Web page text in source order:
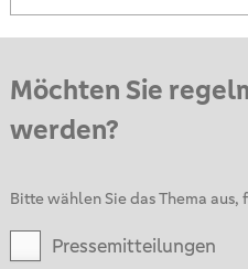
Möchten Sie
werden?
Bitte wählen Sie das Thema aus,
Pressemitteilungen